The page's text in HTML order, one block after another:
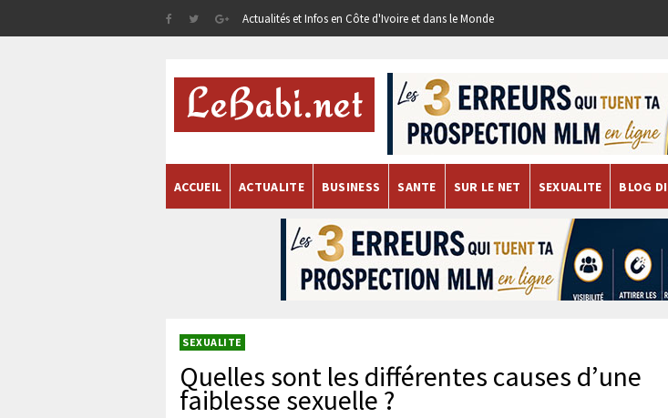
Actualités et Infos en Côte d'Ivoire et dans le Monde
ACCUEIL ACTUALITE BUSINESS SANTE SUR LE NET SEXUALITE BLOG
SEXUALITE
Quelles sont les différentes causes d’une
faiblesse sexuelle ?